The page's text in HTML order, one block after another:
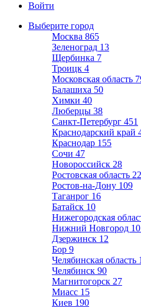
Войти
Выберите город
Москва 865
Зеленоград 13
Щербинка 7
Троицк 4
Московская область
Балашиха 50
Химки 40
Люберцы 38
Санкт-Петербург 451
Краснодарский край
Краснодар 155
Сочи 47
Новороссийск 28
Ростовская область
Ростов-на-Дону 109
Таганрог 16
Батайск 10
Нижегородская
Нижний Новгород
Дзержинск 12
Бор 9
Челябинская область
Челябинск 90
Магнитогорск 27
Миасс 15
Киев 190